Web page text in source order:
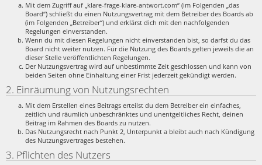
Mit dem Zugriff auf „klare-frage-klare-antwort.com“ (im Folgenden „das
Board“) schließt du einen Nutzungsvertrag mit dem Betreiber des Boards ab
(im Folgenden „Betreiber“) und erklärst dich mit den nachfolgenden
Regelungen einverstanden.
Wenn du mit diesen Regelungen nicht einverstanden bist, so darfst du das
Board nicht weiter nutzen. Für die Nutzung des Boards gelten jeweils die an
dieser Stelle veröffentlichten Regelungen.
Der Nutzungsvertrag wird auf unbestimmte Zeit geschlossen und kann von
beiden Seiten ohne Einhaltung einer Frist jederzeit gekündigt werden.
2. Einräumung von Nutzungsrechten
Mit dem Erstellen eines Beitrags erteilst du dem Betreiber ein einfaches,
zeitlich und räumlich unbeschränktes und unentgeltliches Recht, deinen
Beitrag im Rahmen des Boards zu nutzen.
Das Nutzungsrecht nach Punkt 2, Unterpunkt a bleibt auch nach Kündigung
des Nutzungsvertrages bestehen.
3. Pflichten des Nutzers